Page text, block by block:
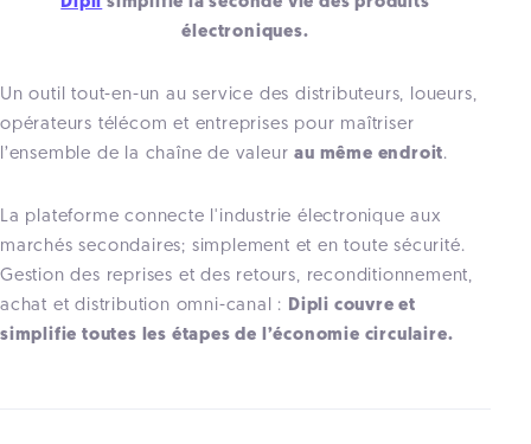
électroniques.
Un outil tout-en-un au service des distributeurs, loueurs,
opérateurs télécom et entreprises pour maîtriser
l’ensemble de la chaîne de valeur au même endroit.
La plateforme connecte l'industrie électronique aux
marchés secondaires; simplement et en toute sécurité.
Gestion des reprises et des retours, reconditionnement,
achat et distribution omni-canal : Dipli couvre et
simplifie toutes les étapes de l’économie circulaire.